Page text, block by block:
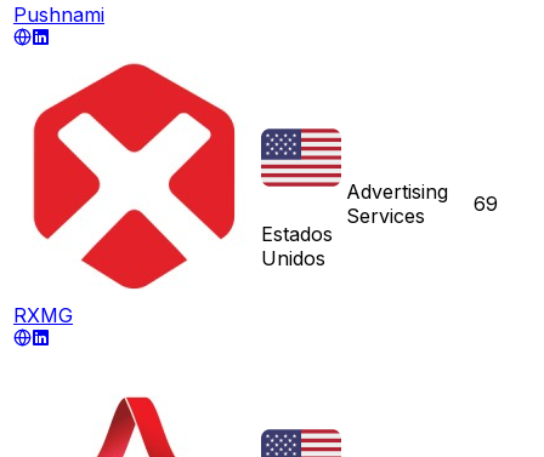
Pushnami
RXMG
Estados
Unidos
Advertising
Services
69